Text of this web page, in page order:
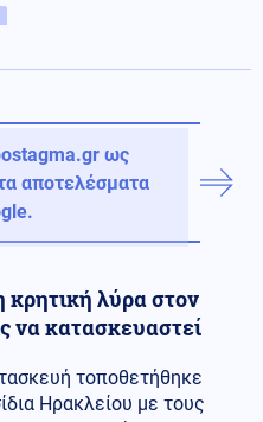
ως
αποτελέσματα
κρητική λύρα στον
να κατασκευαστεί
τοποθετήθηκε
Ηρακλείου με τους